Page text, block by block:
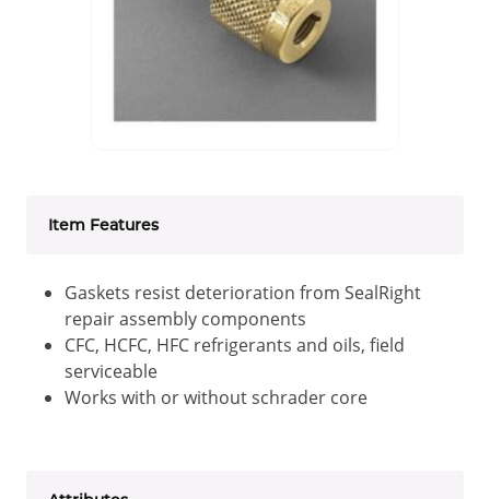
Item Features
Gaskets resist deterioration from SealRight
repair assembly components
CFC, HCFC, HFC refrigerants and oils, field
serviceable
Works with or without schrader core